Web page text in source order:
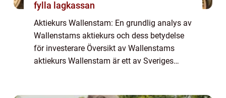
fylla lagkassan
Aktiekurs Wallenstam: En grundlig analys av
Wallenstams aktiekurs och dess betydelse
för investerare Översikt av Wallenstams
aktiekurs Wallenstam är ett av Sveriges